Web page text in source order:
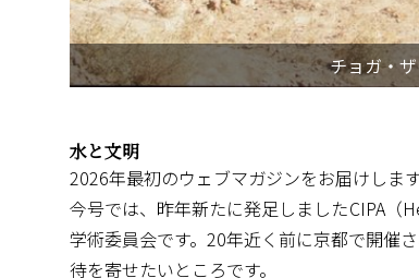
チョガ・
水と文明
2026年最初のウェブマガジンをお届けします
今号では、昨年新たに発足しましたCIPA（
学術委員会です。20年近く前に京都で開催
待を寄せたいところです。